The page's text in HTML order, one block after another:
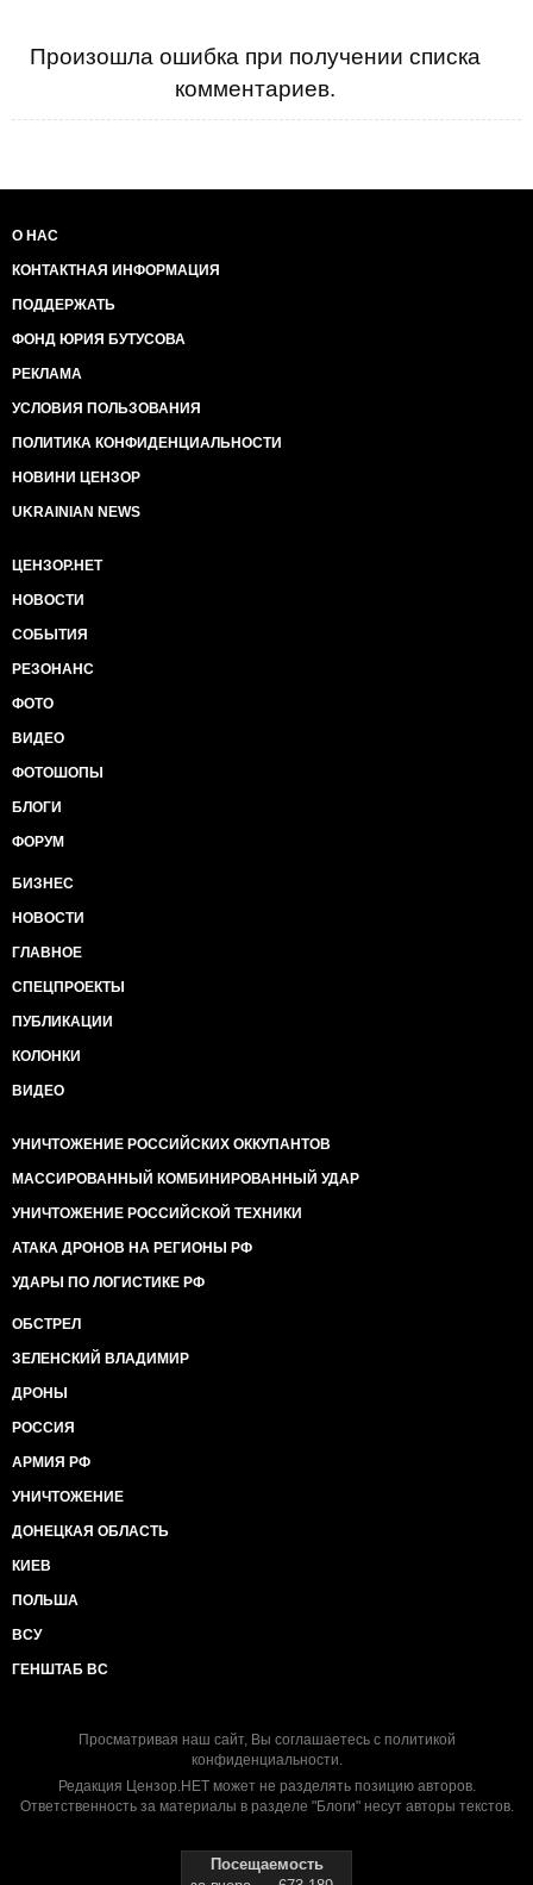
Произошла ошибка при получении списка
комментариев.
О НАС
КОНТАКТНАЯ ИНФОРМАЦИЯ
ПОДДЕРЖАТЬ
ФОНД ЮРИЯ БУТУСОВА
РЕКЛАМА
УСЛОВИЯ ПОЛЬЗОВАНИЯ
ПОЛИТИКА КОНФИДЕНЦИАЛЬНОСТИ
НОВИНИ ЦЕНЗОР
UKRAINIAN NEWS
ЦЕНЗОР.НЕТ
НОВОСТИ
СОБЫТИЯ
РЕЗОНАНС
ФОТО
ВИДЕО
ФОТОШОПЫ
БЛОГИ
ФОРУМ
БИЗНЕС
НОВОСТИ
ГЛАВНОЕ
СПЕЦПРОЕКТЫ
ПУБЛИКАЦИИ
КОЛОНКИ
ВИДЕО
УНИЧТОЖЕНИЕ РОССИЙСКИХ ОККУПАНТОВ
МАССИРОВАННЫЙ КОМБИНИРОВАННЫЙ УДАР
УНИЧТОЖЕНИЕ РОССИЙСКОЙ ТЕХНИКИ
АТАКА ДРОНОВ НА РЕГИОНЫ РФ
УДАРЫ ПО ЛОГИСТИКЕ РФ
ОБСТРЕЛ
ЗЕЛЕНСКИЙ ВЛАДИМИР
ДРОНЫ
РОССИЯ
АРМИЯ РФ
УНИЧТОЖЕНИЕ
ДОНЕЦКАЯ ОБЛАСТЬ
КИЕВ
ПОЛЬША
ВСУ
ГЕНШТАБ ВС
Просматривая наш сайт, Вы соглашаетесь с политикой
конфиденциальности.
Редакция Цензор.НЕТ может не разделять позицию авторов.
Ответственность за материалы в разделе "Блоги" несут авторы текстов.
Посещаемость